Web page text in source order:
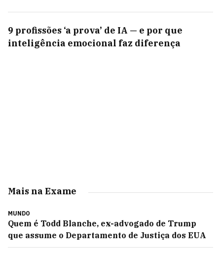
9 profissões ‘a prova’ de IA — e por que
inteligência emocional faz diferença
Mais na Exame
MUNDO
Quem é Todd Blanche, ex-advogado de Trump
que assume o Departamento de Justiça dos EUA